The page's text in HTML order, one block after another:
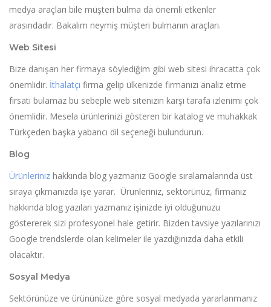
medya araçları bile müşteri bulma da önemli etkenler
arasındadır. Bakalım neymiş müşteri bulmanın araçları.
Web Sitesi
Bize danışan her firmaya söylediğim gibi web sitesi ihracatta çok
önemlidir. İthalatçı firma gelip ülkenizde firmanızı analiz etme
fırsatı bulamaz bu sebeple web sitenizin karşı tarafa izlenimi çok
önemlidir. Mesela ürünlerinizi gösteren bir katalog ve muhakkak
Türkçeden başka yabancı dil seçeneği bulundurun.
Blog
Ürünleriniz hakkında blog yazmanız Google sıralamalarında üst
sıraya çıkmanızda işe yarar. Ürünleriniz, sektörünüz, firmanız
hakkında blog yazıları yazmanız işinizde iyi olduğunuzu
göstererek sizi profesyonel hale getirir. Bizden tavsiye yazılarınızı
Google trendslerde olan kelimeler ile yazdığınızda daha etkili
olacaktır.
Sosyal Medya
Sektörünüze ve ürününüze göre sosyal medyada yararlanmanız